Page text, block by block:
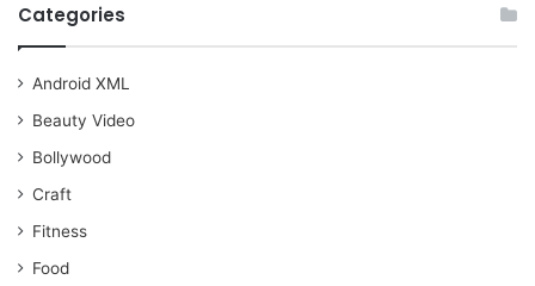
Categories
Android XML
Beauty Video
Bollywood
Craft
Fitness
Food